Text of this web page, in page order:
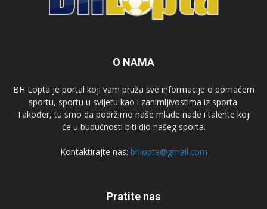
O NAMA
BH Lopta je portal koji vam pruža sve informacije o domaćem
sportu, sportu u svijetu kao i zanimljivostima iz sporta.
Također, tu smo da podržimo naše mlade nade i talente koji
će u budućnosti biti dio našeg sporta.
Kontaktirajte nas: bhlopta@gmail.com
Pratite nas